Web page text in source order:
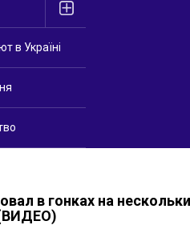
в Україні
в гонках на